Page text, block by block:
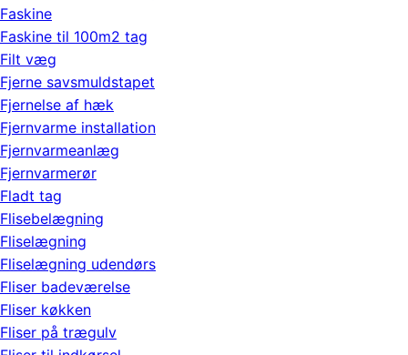
Faskine
Faskine til 100m2 tag
Filt væg
Fjerne savsmuldstapet
Fjernelse af hæk
Fjernvarme installation
Fjernvarmeanlæg
Fjernvarmerør
Fladt tag
Flisebelægning
Fliselægning
Fliselægning udendørs
Fliser badeværelse
Fliser køkken
Fliser på trægulv